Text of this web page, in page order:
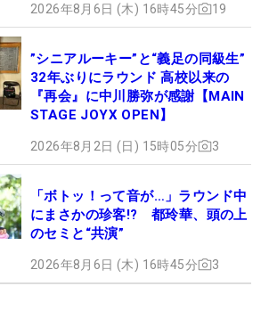
2026年8月6日 (木) 16時45分 19
”シニアルーキー”と“義足の同級生”
32年ぶりにラウンド 高校以来の
『再会』に中川勝弥が感謝【MAIN
STAGE JOYX OPEN】
2026年8月2日 (日) 15時05分 3
「ボトッ！って音が…」ラウンド中
にまさかの珍客!? 都玲華、頭の上
のセミと“共演”
2026年8月6日 (木) 16時45分 3